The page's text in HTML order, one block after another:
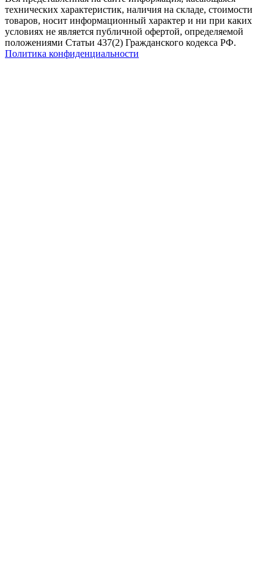
технических характеристик, наличия на складе, стоимости
товаров, носит информационный характер и ни при каких
условиях не является публичной офертой, определяемой
положениями Статьи 437(2) Гражданского кодекса РФ.
Политика конфиденциальности